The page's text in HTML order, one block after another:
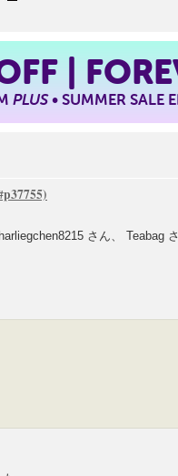
|
PLUS• SUMMER SALE
さん、 Teabag